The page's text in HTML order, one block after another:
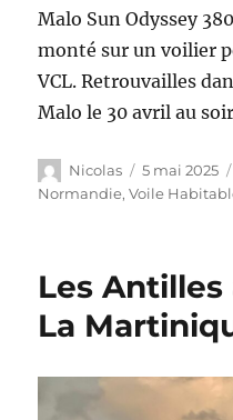
Malo Sun Odyssey
monté sur un voilier
VCL. Retrouvailles
Malo le 30 avril au
Nicolas 5 mai 2025
Normandie,Voile
Les
La